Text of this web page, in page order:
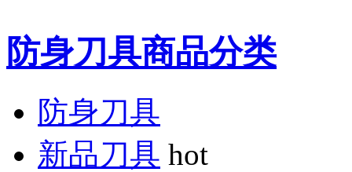
防身刀具商品分类
防身刀具
新品刀具 hot